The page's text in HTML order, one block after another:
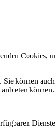
Cookies,
können
können.